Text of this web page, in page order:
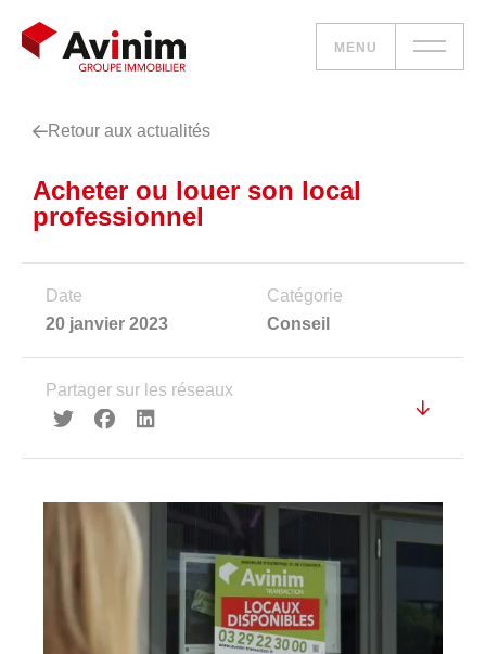
MENU
Vos besoins
Nos solutions
Le groupe
Réalisations
Nous rejoindre
À propos
Réferences
Actualités
Retour aux actualités
Acheter ou louer son local
professionnel
Date
20 janvier 2023
Catégorie
Conseil
Partager sur les réseaux